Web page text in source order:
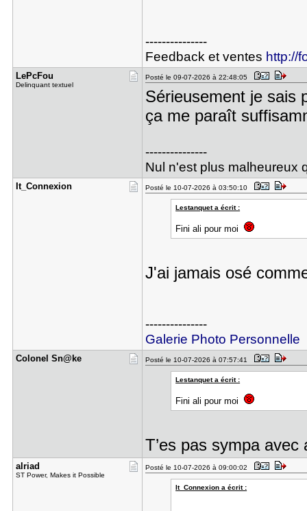
---------------
Feedback et ventes http://
LePcFou
Delinquant textuel
Posté le 09-07-2026 à 22:48:05
Sérieusement je sais
ça me paraît
---------------
Nul n'est plus malheureux
It_Connexi​on Posté le 10-07-2026 à 03:50:10
Lestanquet a écrit :
Fini ali pour moi
J'ai jamais osé
---------------
Galerie Photo Personnelle
Colonel Sn​@ke Posté le 10-07-2026 à 07:57:41
Lestanquet a écrit :
Fini ali pour moi
T’es pas sympa
alriad
ST Power, Makes it Possible
Posté le 10-07-2026 à 09:00:02
It_Connexion a écrit :